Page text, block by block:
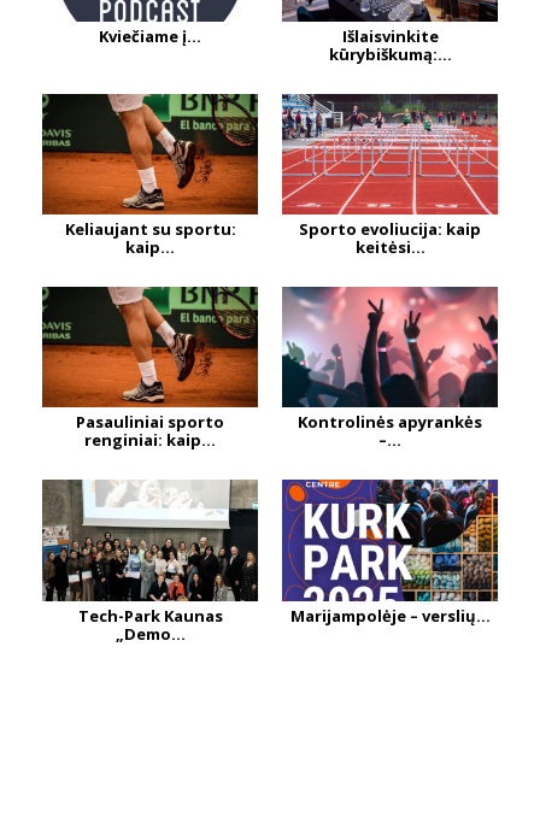
Kviečiame į...
Išlaisvinkite
kūrybiškumą:...
Keliaujant su sportu:
kaip...
Sporto evoliucija: kaip
keitėsi...
Pasauliniai sporto
renginiai: kaip...
Kontrolinės apyrankės
–...
Tech-Park Kaunas
„Demo...
Marijampolėje – verslių...